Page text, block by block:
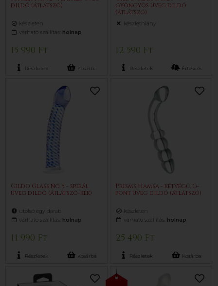
dildó (átlátszó)
készleten
várható szállítás: holnap
15 990 Ft
Részletek Kosárba
gyöngyös üveg dildó
(átlátszó)
készlethiány
12 590 Ft
Részletek Értesítés
Gildo Glass No. 5 - spirál
üveg dildó (átlátszó-kék)
utolsó egy darab
várható szállítás: holnap
11 990 Ft
Részletek Kosárba
Prisms Hamsa - kétvégű, G-
pont üveg dildó (átlátszó)
készleten
várható szállítás: holnap
25 490 Ft
Részletek Kosárba